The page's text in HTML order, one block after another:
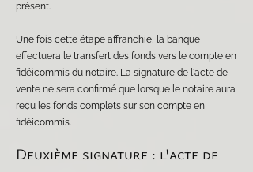
présent.
Une fois cette étape affranchie, la banque
effectuera le transfert des fonds vers le compte en
fidéicommis du notaire. La signature de l'acte de
vente ne sera confirmé que lorsque le notaire aura
reçu les fonds complets sur son compte en
fidéicommis.
Deuxième signature : l'acte de